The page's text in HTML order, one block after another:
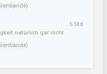
natürlich gar nicht
5 Std